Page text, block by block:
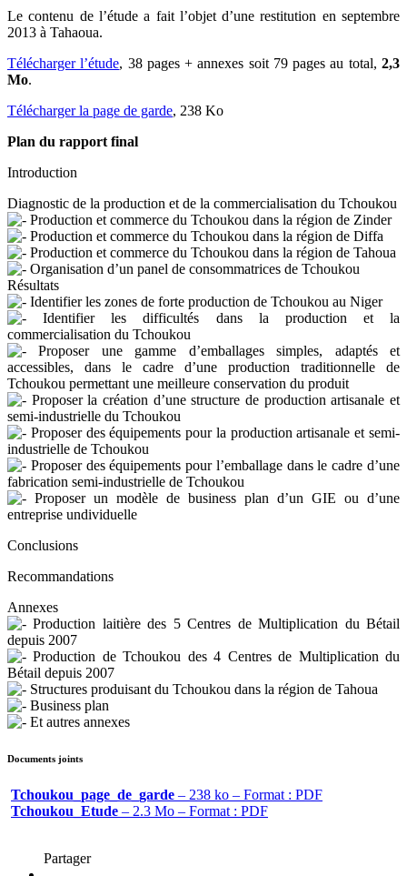
Le contenu de l’étude a fait l’objet d’une restitution en septembre
2013 à Tahaoua.
Télécharger l’étude, 38 pages + annexes soit 79 pages au total,2,3
Mo.
Télécharger la page de garde, 238 Ko
Plan du rapport final
Introduction
Diagnostic de la production et de la commercialisation du Tchoukou
Production et commerce du Tchoukou dans la région de Zinder
Production et commerce du Tchoukou dans la région de Diffa
Production et commerce du Tchoukou dans la région de Tahoua
Organisation d’un panel de consommatrices de Tchoukou
Résultats
Identifier les zones de forte production de Tchoukou au Niger
Identifier les difficultés dans la production et la
commercialisation du Tchoukou
Proposer une gamme d’emballages simples, adaptés et
accessibles, dans le cadre d’une production traditionnelle de
Tchoukou permettant une meilleure conservation du produit
Proposer la création d’une structure de production artisanale et
semi-industrielle du Tchoukou
Proposer des équipements pour la production artisanale et semi-
industrielle de Tchoukou
Proposer des équipements pour l’emballage dans le cadre d’une
fabrication semi-industrielle de Tchoukou
Proposer un modèle de business plan d’un GIE ou d’une
entreprise undividuelle
Conclusions
Recommandations
Annexes
Production laitière des 5 Centres de Multiplication du Bétail
depuis 2007
Production de Tchoukou des 4 Centres de Multiplication du
Bétail depuis 2007
Structures produisant du Tchoukou dans la région de Tahoua
Business plan
Et autres annexes
Documents joints
Tchoukou_page_de_garde – 238 ko – Format : PDF
Tchoukou_Etude – 2.3 Mo – Format : PDF
Partager